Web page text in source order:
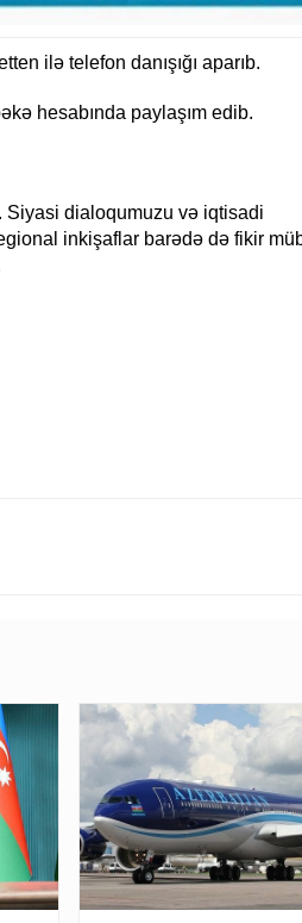
ilə telefon danışığı aparıb.
hesabında paylaşım edib.
Siyasi dialoqumuzu və iqtisadi
inkişaflar barədə də fikir